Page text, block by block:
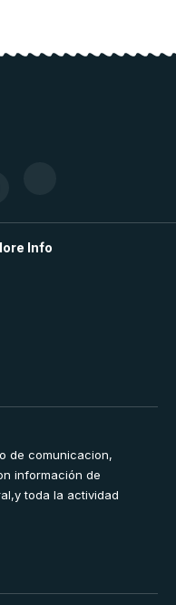
Info
de comunicacion,
información de
toda la actividad